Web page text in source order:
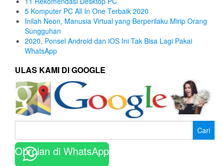
5 Komputer PC All In One Terbaik 2020
Inilah Neon, Manusia Virtual yang Berperilaku Mirip Orang
Sungguhan
2020, Ponsel Android dan iOS Ini Tak Bisa Lagi Pakai
WhatsApp
ULAS KAMI DI GOOGLE
Obrolan di WhatsApp